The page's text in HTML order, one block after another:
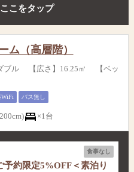
こをタップ
ム（高層階）
ダブル 【広さ】16.25㎡ 【ベッ
WiFi バス無し
×1台
食事なし
予約限定5%OFF＜素泊り